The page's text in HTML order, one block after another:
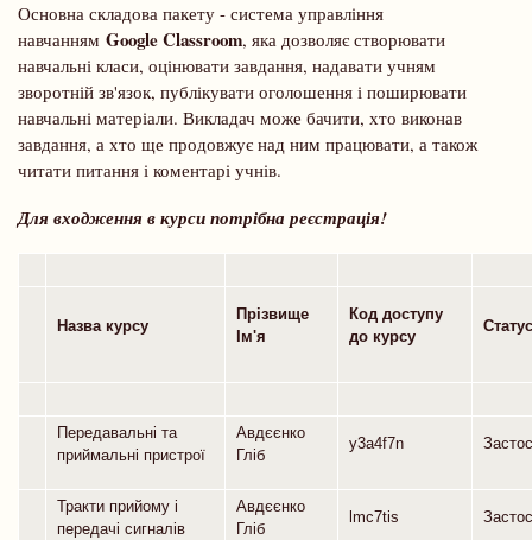
Основна складова пакету - система управління
навчанням Google Classroom, яка дозволяє створювати
навчальні класи, оцінювати завдання, надавати учням
зворотній зв'язок, публікувати оголошення і поширювати
навчальні матеріали. Викладач може бачити, хто виконав
завдання, а хто ще продовжує над ним працювати, а також
читати питання і коментарі учнів.
Для входження в курси потрібна реєстрація!
Назва курсу
Прізвище
Ім'я
Код доступу
до курсу
Передавальні та
приймальні пристрої
Авдєєнко
Гліб
y3a4f7n
Тракти прийому і
передачі сигналів
Авдєєнко
Гліб
lmc7tis